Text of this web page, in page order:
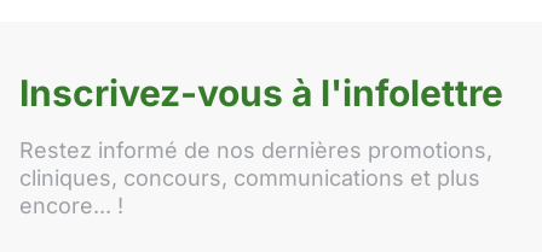
Inscrivez-vous à l'infolettre
Restez informé de nos dernières promotions,
cliniques, concours, communications et plus
encore... !